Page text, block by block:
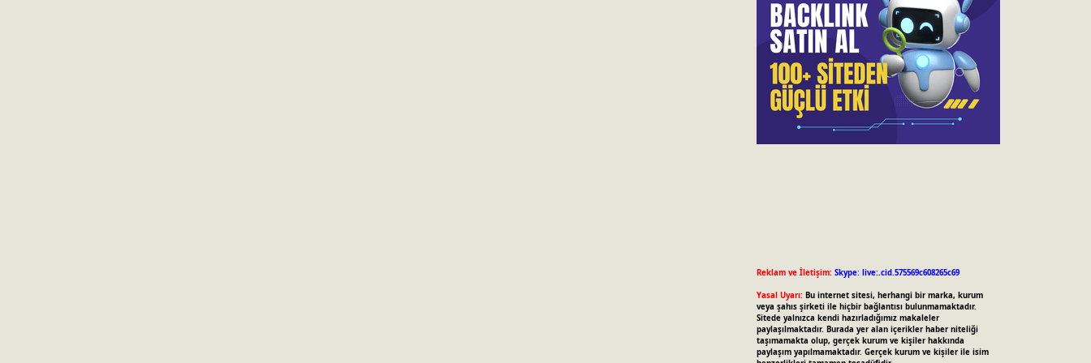
Reklam ve İletişim: Skype: live:.cid.575569c608265c69
Yasal Uyarı: Bu internet sitesi, herhangi bir marka, kurum
veya şahıs şirketi ile hiçbir bağlantısı bulunmamaktadır.
Sitede yalnızca kendi hazırladığımız makaleler
paylaşılmaktadır. Burada yer alan içerikler haber niteliği
taşımamakta olup, gerçek kurum ve kişiler hakkında
paylaşım yapılmamaktadır. Gerçek kurum ve kişiler ile isim